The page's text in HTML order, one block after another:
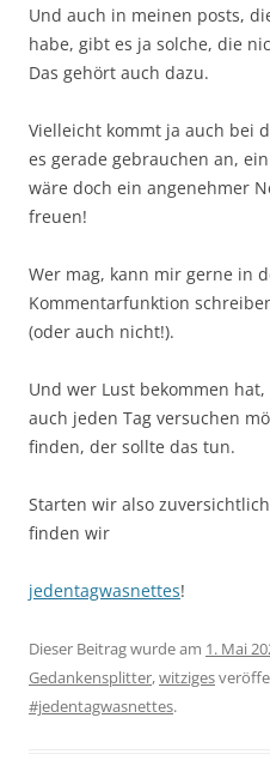
Und auch in meinen posts,
habe, gibt es ja solche, die
Das gehört auch dazu.
Vielleicht kommt ja auch bei
es gerade gebrauchen an,
wäre doch ein angenehmer
freuen!
Wer mag, kann mir gerne in
Kommentarfunktion
(oder auch nicht!).
Und wer Lust bekommen
auch jeden Tag versuchen
finden, der sollte das tun.
Starten wir also
finden wir
jedentagwasnettes!
Dieser Beitrag wurde am 1. Mai
Gedankensplitter,witziges
#jedentagwasnettes.